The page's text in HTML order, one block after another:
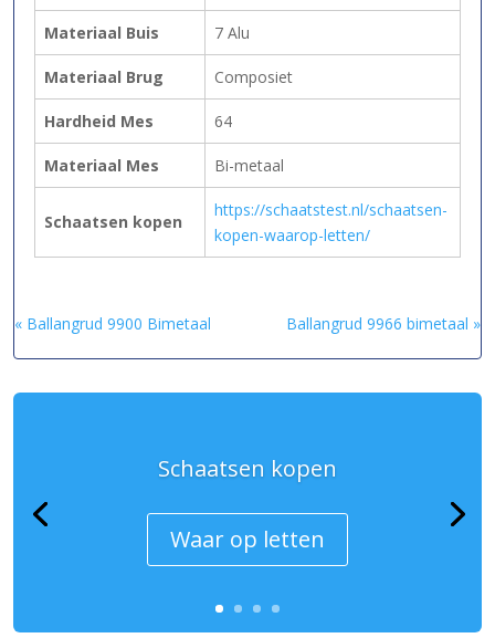
Materiaal Buis 7 Alu
Materiaal Brug Composiet
Hardheid Mes 64
Materiaal Mes Bi-metaal
Schaatsen kopen
https://schaatstest.nl/schaatsen-
kopen-waarop-letten/
« Ballangrud 9900 Bimetaal Ballangrud 9966 bimetaal »
Schaatsen kopen
Waar op letten